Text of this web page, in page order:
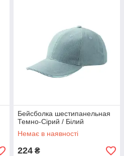
Бейсболка шестипанельная
Темно-Сірий / Білий
Немає в наявності
224 ₴